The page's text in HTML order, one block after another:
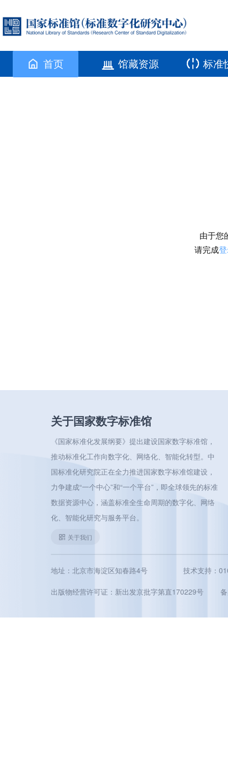
首页 馆藏资源 标准
由于您
请完成
关于国家数字标准馆
《国家标准化发展纲要》提出建设国家数字标准馆，
推动标准化工作向数字化、网络化、智能化转型。中
国标准化研究院正在全力推进国家数字标准馆建设，
力争建成“一个中心”和“一个平台”，即全球领先的标准
数据资源中心，涵盖标准全生命周期的数字化、网络
化、智能化研究与服务平台。
关于我们
地址：北京市海淀区知春路4号 技术支持：
出版物经营许可证：新出发京批字第直170229号